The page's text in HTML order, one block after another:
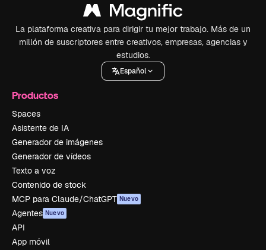
La plataforma creativa para dirigir tu mejor trabajo. Más de un
millón de suscriptores entre creativos, empresas, agencias y
estudios.
Español
Productos
Spaces
Asistente de IA
Generador de imágenes
Generador de vídeos
Texto a voz
Contenido de stock
MCP para Claude/ChatGPT Nuevo
Agentes Nuevo
API
App móvil